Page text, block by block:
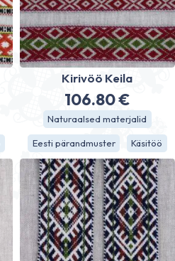
Kirivöö Keila
106.80€
Naturaalsed materjalid
Eesti pärandmuster Käsitöö